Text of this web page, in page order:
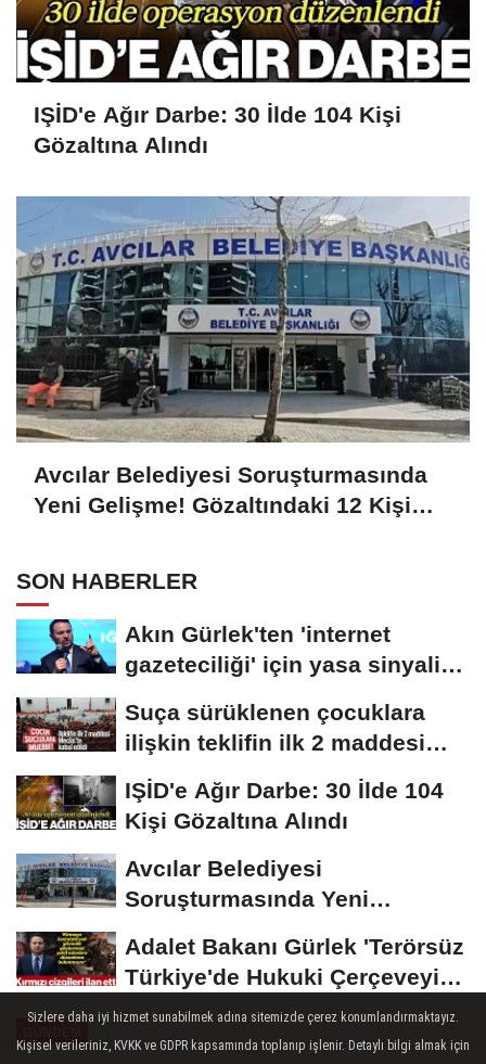
IŞİD'e Ağır Darbe: 30 İlde 104 Kişi
Gözaltına Alındı
Avcılar Belediyesi Soruşturmasında
Yeni Gelişme! Gözaltındaki 12 Kişi
SON HABERLER
Akın Gürlek'ten 'internet
gazeteciliği' için yasa sinyali:
Suça sürüklenen çocuklara
ilişkin teklifin ilk 2 maddesi
kabul edildi
IŞİD'e Ağır Darbe: 30 İlde 104
Kişi Gözaltına Alındı
Avcılar Belediyesi
Soruşturmasında Yeni
Adalet Bakanı Gürlek 'Terörsüz
Türkiye'de Hukuki Çerçeveyi
Çizdi:...
Sizlere daha iyi hizmet sunabilmek adına sitemizde çerez konumlandırmaktayız.
Kişisel verileriniz, KVKK ve GDPR kapsamında toplanıp işlenir. Detaylı bilgi almak için